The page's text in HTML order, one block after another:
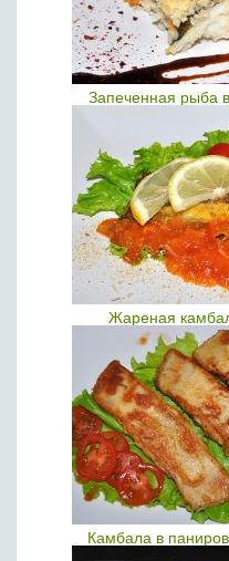
Запеченная рыба
Жареная
Камбала в